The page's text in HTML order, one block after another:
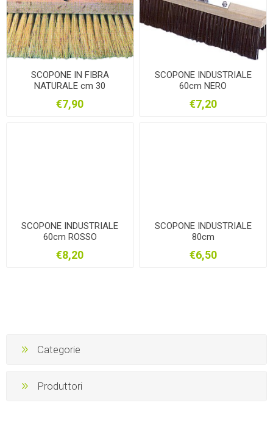
SCOPONE IN FIBRA
NATURALE cm 30
€7,90
SCOPONE INDUSTRIALE
60cm NERO
€7,20
SCOPONE INDUSTRIALE
60cm ROSSO
€8,20
SCOPONE INDUSTRIALE
80cm
€6,50
Categorie
Produttori